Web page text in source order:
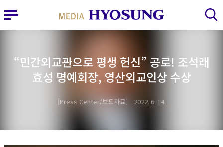
MY FRIEND HYOSUNG
사이드바 열기 검색 레이어 열기
“민간외교관으로 평생 헌신” 공로! 조석래
효성 명예회장, 영산외교인상 수상
Press Center/보도자료 2022. 6. 14.